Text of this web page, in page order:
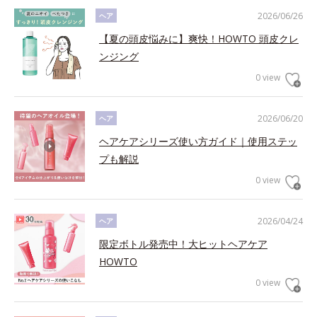
2026/06/26
ヘア
【夏の頭皮悩みに】爽快！HOWTO 頭皮クレ
ンジング
0 view
2026/06/20
ヘア
ヘアケアシリーズ使い方ガイド｜使用ステッ
プも解説
0 view
2026/04/24
ヘア
限定ボトル発売中！大ヒットヘアケア
HOWTO
0 view